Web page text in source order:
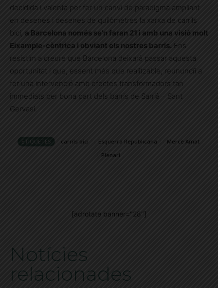
decidida i valenta per fer un canvi de paradigma ampliant
en desenes i desenes de quilòmetres la xarxa de carrils
bici, a Barcelona només se’n faran 21 i amb una visió molt
Eixample-cèntrica i obviant els nostres barris. Ens
resistim a creure que Barcelona deixarà passar aquesta
oportunitat i que, essent més que realitzable, reununcïi a
fer una intervenció amb efectes transformadors tan
immediats per bona part dels barris de Sarrià – Sant
Gervasi.
ETIQUETES carrils bici Esquerra Republicana
Mercè Amat
Plenari
[adrotate banner="28"]
Notícies
relacionades